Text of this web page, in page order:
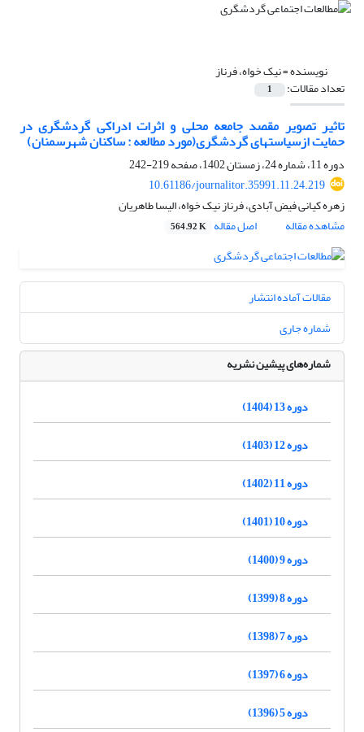
نویسنده =نیک خواه، فرناز
تعداد مقالات: 1
تاثیر تصویر مقصد جامعه محلی و اثرات ادراکی گردشگری در
حمایت ازسیاستهای گردشگری(مورد مطالعه : ساکنان شهرسمنان)
دوره 11، شماره 24، زمستان 1402، صفحه
219-242
10.61186/journalitor.35991.11.24.219
زهره کیانی فیض آبادی، فرناز نیک خواه، الیسا طاهریان
مشاهده مقاله
اصل مقاله 564.92 K
مقالات آماده انتشار
شماره جاری
شماره‌های پیشین نشریه
دوره 13 (1404)
دوره 12 (1403)
دوره 11 (1402)
دوره 10 (1401)
دوره 9 (1400)
دوره 8 (1399)
دوره 7 (1398)
دوره 6 (1397)
دوره 5 (1396)